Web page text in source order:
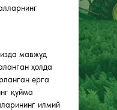
мавжуд
ҳолда
ерга
қуйма
илмий